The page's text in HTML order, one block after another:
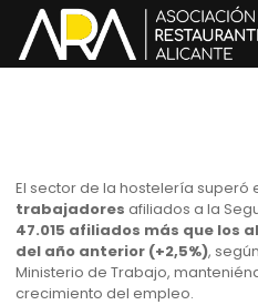
El sector de la hostelería superó
trabajadores afiliados a la
47.015 afiliados más que los
del año anterior (+2,5%),
Ministerio de Trabajo,
crecimiento del empleo.